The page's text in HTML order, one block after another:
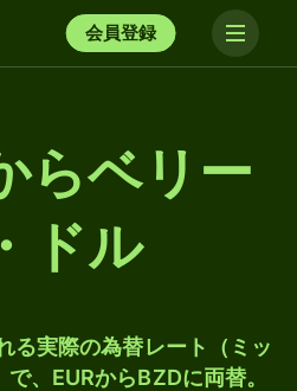
会員登録
らベリー
ドル
る実際の為替レート（ミッ
、EURからBZDに両替。